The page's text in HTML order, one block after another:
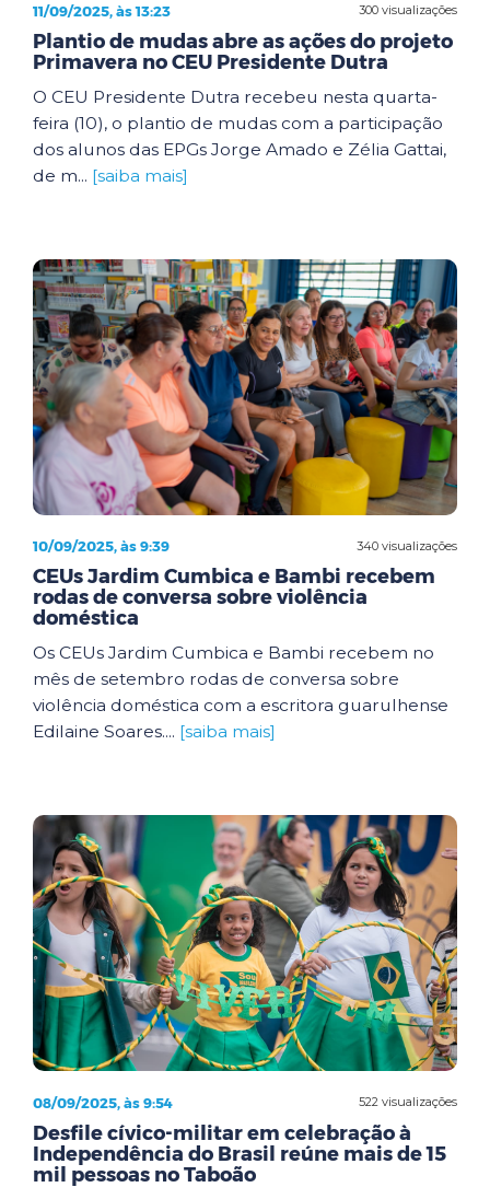
300 visualizações
11/09/2025, às 13:23
Plantio de mudas abre as ações do projeto
Primavera no CEU Presidente Dutra
O CEU Presidente Dutra recebeu nesta quarta-
feira (10), o plantio de mudas com a participação
dos alunos das EPGs Jorge Amado e Zélia Gattai,
de m... [saiba mais]
340 visualizações
10/09/2025, às 9:39
CEUs Jardim Cumbica e Bambi recebem
rodas de conversa sobre violência
doméstica
Os CEUs Jardim Cumbica e Bambi recebem no
mês de setembro rodas de conversa sobre
violência doméstica com a escritora guarulhense
Edilaine Soares.... [saiba mais]
522 visualizações
08/09/2025, às 9:54
Desfile cívico-militar em celebração à
Independência do Brasil reúne mais de 15
mil pessoas no Taboão